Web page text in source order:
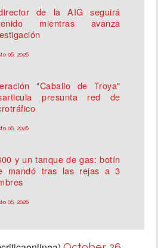
de la AIG seguirá
mientras avanza
06, 2026
"Caballo de Troya"
presunta red de
06, 2026
y un tanque de gas: botín
mandó tras las rejas a 3
06, 2026